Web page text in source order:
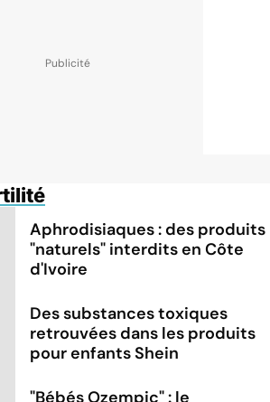
Aphrodisiaques : des produits
"naturels" interdits en Côte
d'Ivoire
Des substances toxiques
retrouvées dans les produits
pour enfants Shein
"Bébés Ozempic" : le